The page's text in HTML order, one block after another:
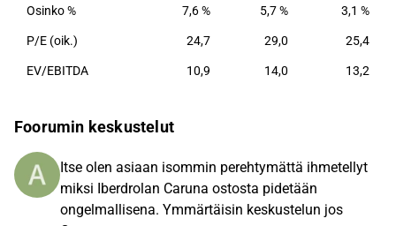
Osinko % 7,6 % 5,7 % 3,1 %
P/E (oik.) 24,7 29,0 25,4
EV/EBITDA 10,9 14,0 13,2
Foorumin keskustelut
Itse olen asiaan isommin perehtymättä ihmetellyt
miksi Iberdrolan Caruna ostosta pidetään
ongelmallisena. Ymmärtäisin keskustelun jos